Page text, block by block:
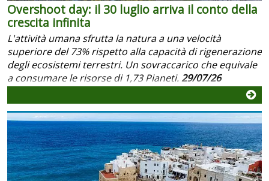
Overshoot day: il 30 luglio arriva il conto della
crescita infinita
L'attività umana sfrutta la natura a una velocità
superiore del 73% rispetto alla capacità di rigenerazione
degli ecosistemi terrestri. Un sovraccarico che equivale
a consumare le risorse di 1,73 Pianeti.29/07/26